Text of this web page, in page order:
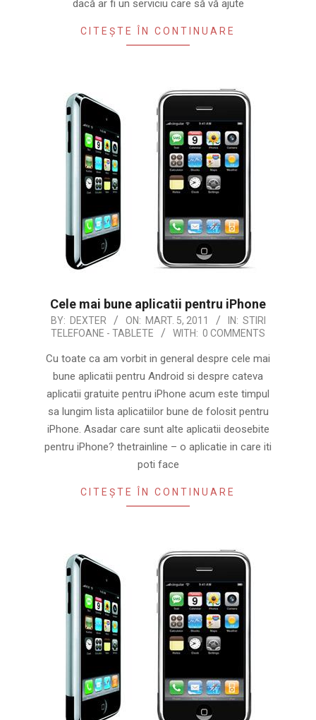
dacă ar fi un serviciu care să vă ajute
CITEȘTE ÎN CONTINUARE
Cele mai bune aplicatii pentru iPhone
2011-
03-
05
BY: DEXTER ON: MART. 5, 2011 IN: STIRI
TELEFOANE - TABLETE
WITH: 0 COMMENTS
Cu toate ca am vorbit in general despre cele mai
bune aplicatii pentru Android si despre cateva
aplicatii gratuite pentru iPhone acum este timpul
sa lungim lista aplicatiilor bune de folosit pentru
iPhone. Asadar care sunt alte aplicatii deosebite
pentru iPhone? thetrainline – o aplicatie in care iti
poti face
CITEȘTE ÎN CONTINUARE